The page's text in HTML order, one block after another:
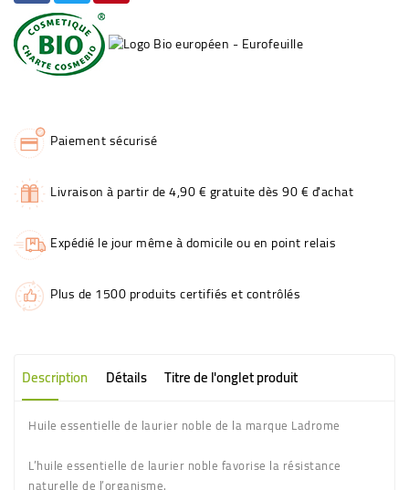
Paiement sécurisé
Livraison à partir de 4,90 € gratuite dès 90 € d'achat
Expédié le jour même à domicile ou en point relais
Plus de 1500 produits certifiés et contrôlés
Description Détails Titre de l'onglet produit
Huile essentielle de laurier noble de la marque Ladrome
L’huile essentielle de laurier noble favorise la résistance
naturelle de l’organisme.